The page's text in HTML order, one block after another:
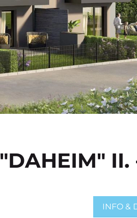
"DAHEIM" II.
INFO &